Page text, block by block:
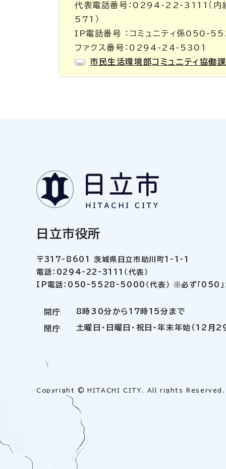
代表電話番号：0294-22-3111（内
571）
IP電話番号 ：コミュニティ係
ファクス番号：0294-24-5301
市民生活環境部コミュニティ協働
日立市役所
〒317-8601 茨城県日立市助川町1-1-1
電話：0294-22-3111（代表）
IP電話：050-5528-5000（代表） ※必ず「050」か
開庁 8時30分から17時15分まで
閉庁 土曜日・日曜日・祝日・年末年始（12
Copyright © HITACHI CITY. All rights Reserved.